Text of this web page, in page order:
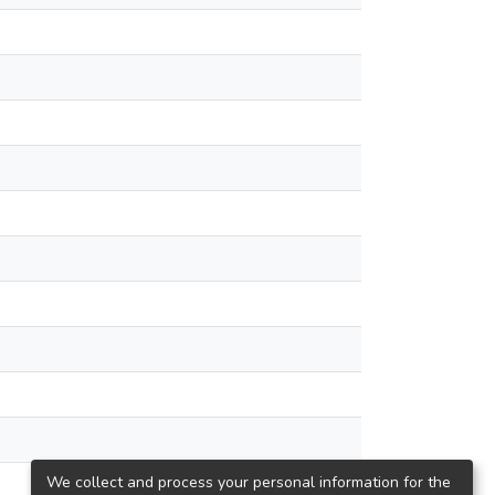
We collect and process your personal information for the